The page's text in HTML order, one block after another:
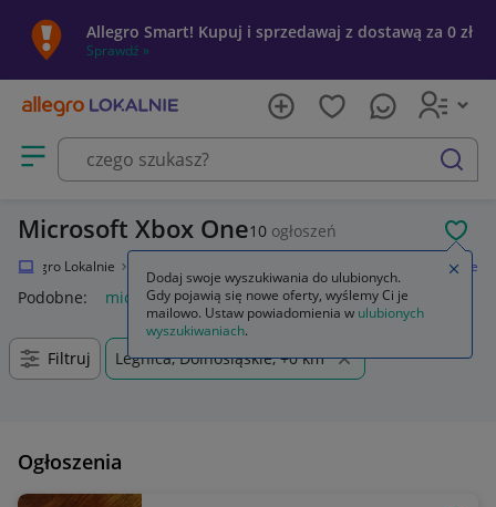
Allegro Smart! Kupuj i sprzedawaj z dostawą za 0 zł
Sprawdź »
Otwórz menu z kategoriami
szukaj
Microsoft Xbox One10 ogłoszeń
Allegro Lokalnie Microsoft Xbox One
Podobne: microsoft xbox one
Filtruj Legnica, Dolnośląskie, +0 km
Ogłoszenia
Dodaj swoje wyszukiwania do ulubionych.
Gdy pojawią się nowe oferty, wyślemy Ci je
mailowo. Ustaw powiadomienia w ulubionych
wyszukiwaniach.